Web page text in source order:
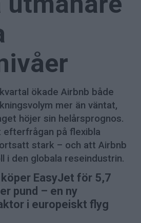
ökade Airbnb både
mer än väntat,
höjer sin helårsprognos.
efterfrågan på flexibla
stark – och att Airbnb
i den globala reseindustrin.
EasyJet för 5,7
pund – en ny
i europeiskt flyg